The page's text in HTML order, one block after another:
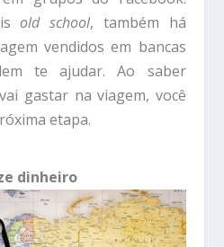
old school, também há
vendidos em bancas
te ajudar. Ao saber
gastar na viagem, você
etapa.
dinheiro